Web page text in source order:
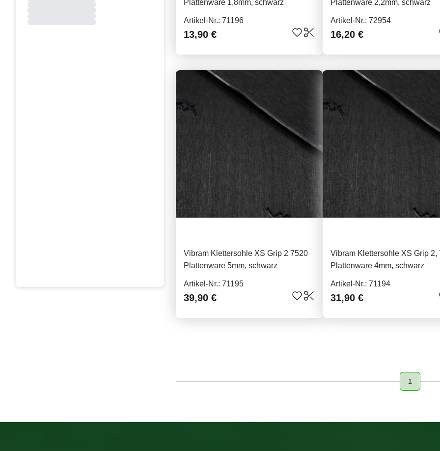
Plattenware 1,8mm, schwarz
Artikel-Nr.: 71196
13,90 €
Plattenware 2,2mm, schwarz
Artikel-Nr.: 72954
16,20 €
Vibram Klettersohle XS Grip 2 7520
Plattenware 5mm, schwarz
Artikel-Nr.: 71195
39,90 €
Vibram Klettersohle XS Grip 2,
Plattenware 4mm, schwarz
Artikel-Nr.: 71194
31,90 €
Page
1